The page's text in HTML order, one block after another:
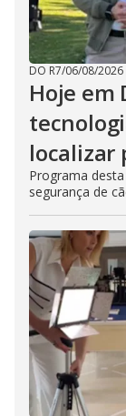
DO R7/06/08/2026
Hoje em
localizar
Programa
segurança de